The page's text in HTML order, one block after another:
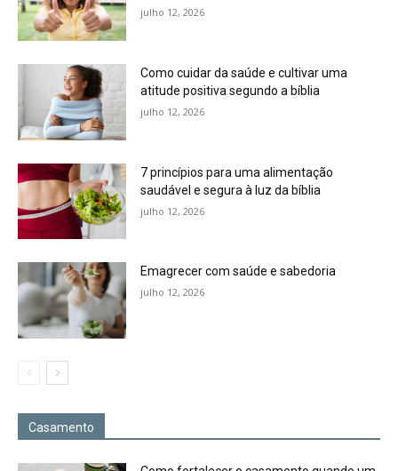
julho 12, 2026
Como cuidar da saúde e cultivar uma
atitude positiva segundo a bíblia
julho 12, 2026
7 princípios para uma alimentação
saudável e segura à luz da bíblia
julho 12, 2026
Emagrecer com saúde e sabedoria
julho 12, 2026
Casamento